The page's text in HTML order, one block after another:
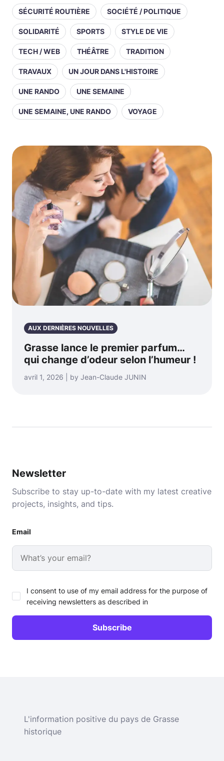
SÉCURITÉ ROUTIÈRE SOCIÉTÉ / POLITIQUE
SOLIDARITÉ SPORTS STYLE DE VIE
TECH / WEB THÉÂTRE TRADITION
TRAVAUX UN JOUR DANS L'HISTOIRE
UNE RANDO UNE SEMAINE
UNE SEMAINE, UNE RANDO VOYAGE
AUX DERNIÈRES NOUVELLES
Grasse lance le premier parfum…
qui change d’odeur selon l’humeur !
avril 1, 2026 | by Jean-Claude JUNIN
Newsletter
Subscribe to stay up-to-date with my latest creative
projects, insights, and tips.
Email
I consent to use of my email address for the purpose of
receiving newsletters as described in
L'information positive du pays de Grasse
historique